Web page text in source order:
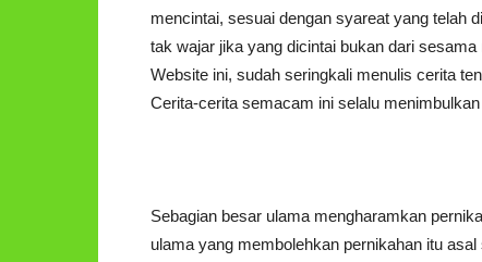
mencintai, sesuai dengan syareat yang telah
tak wajar jika yang dicintai bukan dari
Website ini, sudah seringkali menulis cerita
Cerita-cerita semacam ini selalu
Sebagian besar ulama mengharamkan
ulama yang membolehkan pernikahan itu